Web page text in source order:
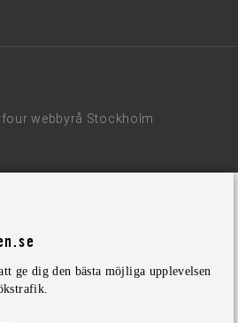
webbyrå Stockholm
ge dig den bästa möjliga upplevelsen